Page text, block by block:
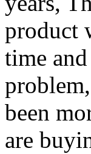
product
time
been
are